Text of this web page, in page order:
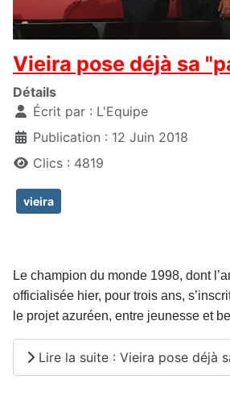
Vieira pose déjà sa
Détails
Écrit par : L'Equipe
Publication : 12 Juin 2018
Clics : 4819
vieira
Le champion du monde 1998, dont
officialisée hier, pour trois ans,
le projet azuréen, entre jeunesse et
Lire la suite : Vieira pose déjà